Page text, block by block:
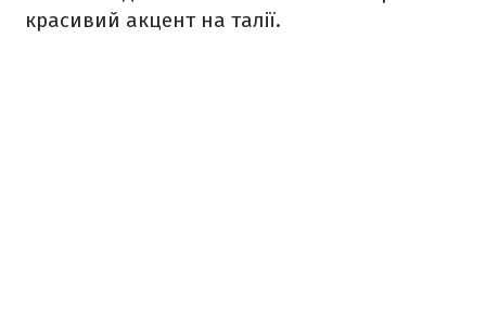
красивий акцент на талії.